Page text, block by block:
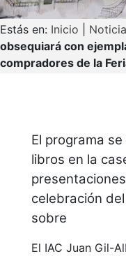
Estás en: Inicio
obsequiará con
compradores de la
El programa
libros en la
celebración
sobre
El IAC Juan Gil-